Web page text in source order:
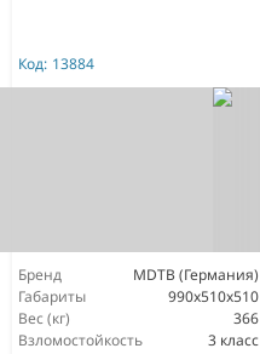
Код: 13884
Бренд
MDTB (Германия)
Габариты
990x510x510
Вес (кг)
366
Взломостойкость
3 класс